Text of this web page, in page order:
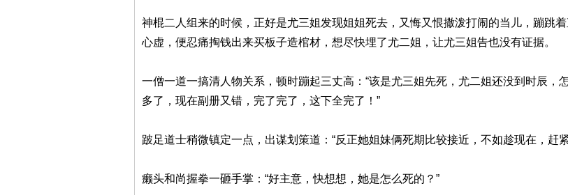
神棍二人组来的时候，正好是尤三姐发现姐姐死去，又悔又恨撒泼打闹的当儿，蹦跳
心虚，便忍痛掏钱出来买板子造棺材，想尽快埋了尤二姐，让尤三姐告也没有证据。
一僧一道一搞清人物关系，顿时蹦起三丈高：“该是尤三姐先死，尤二姐还没到时辰，
多了，现在副册又错，完了完了，这下全完了！”
跛足道士稍微镇定一点，出谋划策道：“反正她姐妹俩死期比较接近，不如趁现在，赶
癞头和尚握拳一砸手掌：“好主意，快想想，她是怎么死的？”